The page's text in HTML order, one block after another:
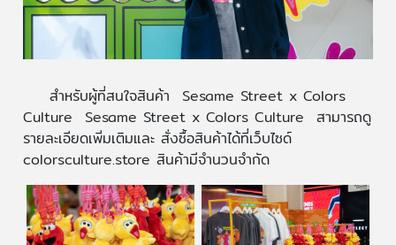
สำหรับผู้ที่สนใจสินค้า Sesame Street x Colors
Culture Sesame Street x Colors Culture สามารถดู
รายละเอียดเพิ่มเติมและ สั่งซื้อสินค้าได้ที่เว็บไซด์
colorsculture.store สินค้ามีจำนวนจำกัด